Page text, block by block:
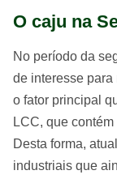
O caju na
No período da
de interesse para
o fator principal
LCC, que
Desta forma,
industriais que